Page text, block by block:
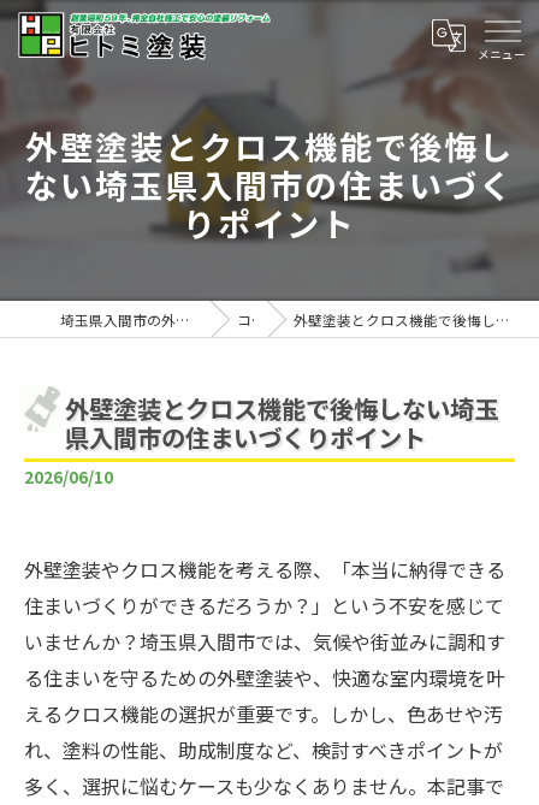
外壁塗装とクロス機能で後悔し
ない埼玉県入間市の住まいづく
りポイント
埼玉県入間市の外壁塗装は有限会社ヒトミ塗装 コラム 外壁塗装とクロス機能で後悔しない埼玉県入間市の住まいづくりポイント
外壁塗装とクロス機能で後悔しない埼玉
県入間市の住まいづくりポイント
2026/06/10
外壁塗装やクロス機能を考える際、「本当に納得できる
住まいづくりができるだろうか？」という不安を感じて
いませんか？埼玉県入間市では、気候や街並みに調和す
る住まいを守るための外壁塗装や、快適な室内環境を叶
えるクロス機能の選択が重要です。しかし、色あせや汚
れ、塗料の性能、助成制度など、検討すべきポイントが
多く、選択に悩むケースも少なくありません。本記事で